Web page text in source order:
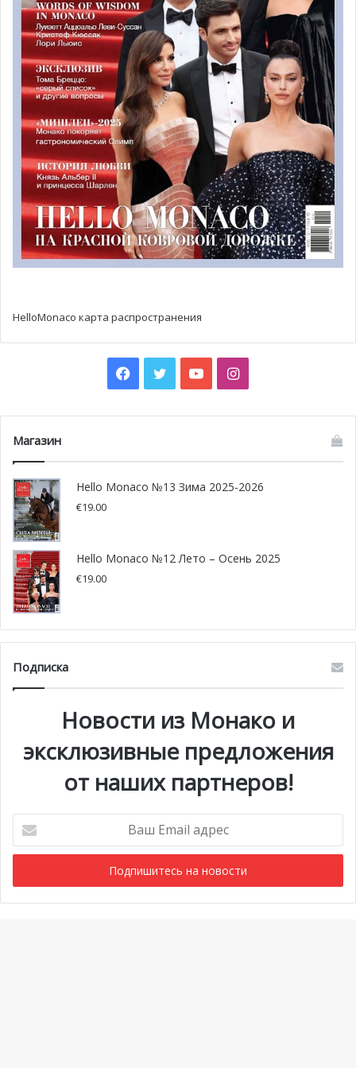
HelloMonaco карта распространения
Facebook
TwitterYouTubeInstagram
Магазин
Hello Monaco №13 Зима 2025-2026
€19.00
Hello Monaco №12 Лето – Осень 2025
€19.00
Подписка
Новости из Монако и
эксклюзивные предложения
от наших партнеров!
Email
адрес